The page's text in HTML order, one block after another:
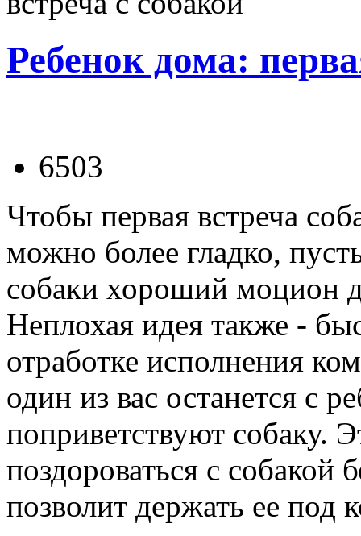
Ребенок дома:
6503
Чтобы первая встреча
можно более гладко,
собаки хороший моцион
Неплохая идея также -
отработке исполнения
один из вас останется с
поприветствуют собаку.
поздороваться с собакой
позволит держать ее под